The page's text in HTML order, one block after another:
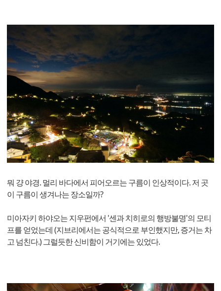
뭐 걍 야경. 멀리 바다에서 피어오르는 구름이 인상적이다. 저 곳
이 구름이 생겨나는 장소일까?
미아자키 하야오는 지우펀에서 '센과 치히로의 행방불명'의 모티
프를 얻었는데 (지브리에서는 공식적으로 부인했지만, 증거는 차
고 넘친다.) 그럴듯한 신비함이 거기에는 있었다.